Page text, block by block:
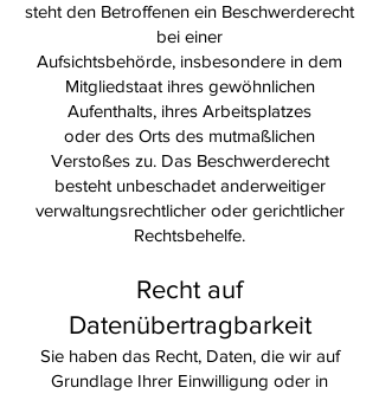
steht den Betroffenen ein Beschwerderecht
bei einer
Aufsichtsbehörde, insbesondere in dem
Mitgliedstaat ihres gewöhnlichen
Aufenthalts, ihres Arbeitsplatzes
oder des Orts des mutmaßlichen
Verstoßes zu. Das Beschwerderecht
besteht unbeschadet anderweitiger
verwaltungsrechtlicher oder gerichtlicher
Rechtsbehelfe.
Recht auf
Datenübertragbarkeit
Sie haben das Recht, Daten, die wir auf
Grundlage Ihrer Einwilligung oder in